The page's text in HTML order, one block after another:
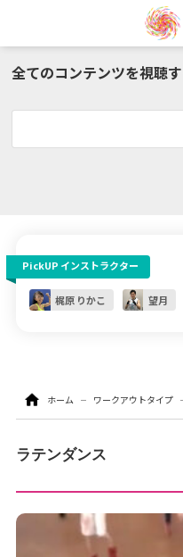
イン
ワー
ラディ
ライブ
レッスン予約
各種お手続き
全てのコンテンツを視聴
PickUP インストラクター
梶原 りかこ 望月
ホーム ワークアウトタイプ
ラテンダンス